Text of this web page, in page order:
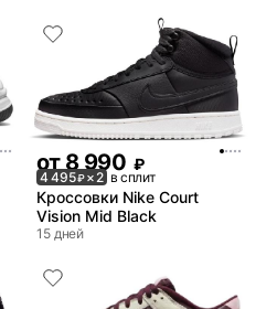
от8 990 ₽
4 495₽× 2 в сплит
Кроссовки Nike Court
Vision Mid Black
15 дней